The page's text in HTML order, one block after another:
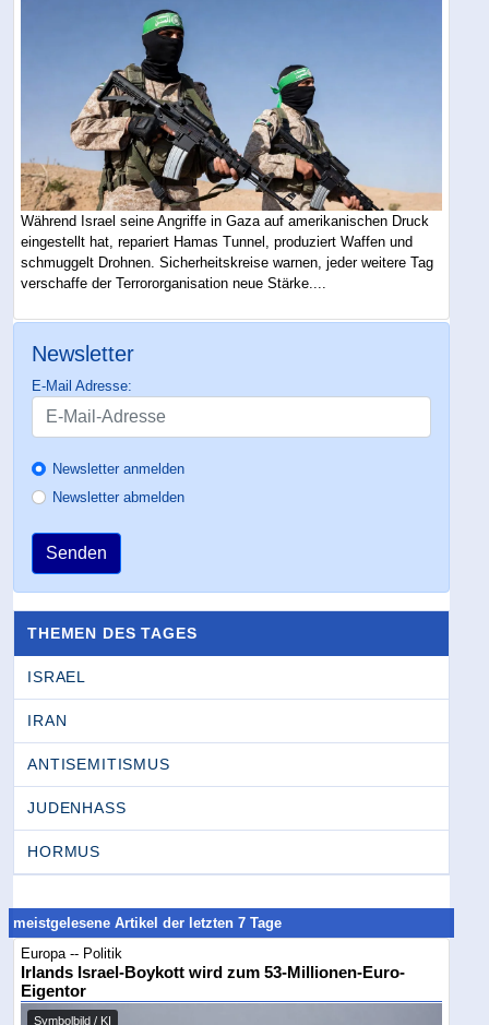
Während Israel seine Angriffe in Gaza auf amerikanischen Druck
eingestellt hat, repariert Hamas Tunnel, produziert Waffen und
schmuggelt Drohnen. Sicherheitskreise warnen, jeder weitere Tag
verschaffe der Terrororganisation neue Stärke....
Newsletter
E-Mail Adresse:
Newsletter anmelden
Newsletter abmelden
Senden
THEMEN DES TAGES
ISRAEL
IRAN
ANTISEMITISMUS
JUDENHASS
HORMUS
meistgelesene Artikel der letzten 7 Tage
Europa -- Politik
Irlands Israel-Boykott wird zum 53-Millionen-Euro-
Eigentor
Symbolbild / KI